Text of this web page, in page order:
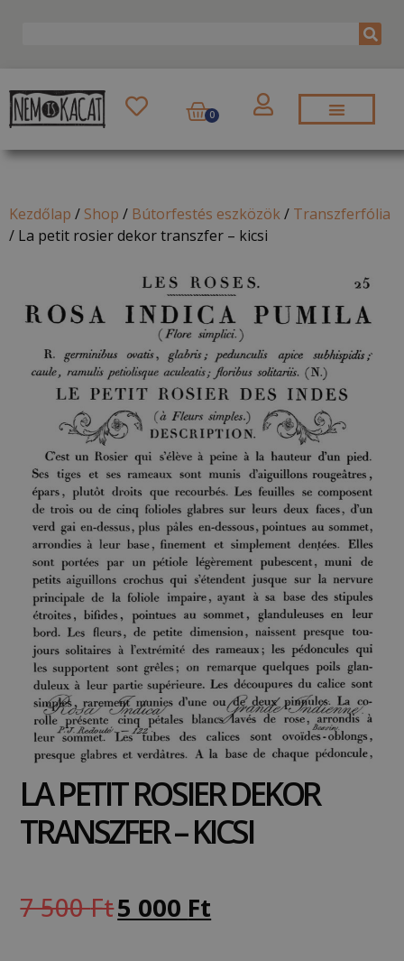
0
Kezdőlap / Shop / Bútorfestés eszközök/ Transzferfólia
/ La petit rosier dekor transzfer – kicsi
LA PETIT ROSIER DEKOR
TRANSZFER – KICSI
7 500Ft5 000 Ft